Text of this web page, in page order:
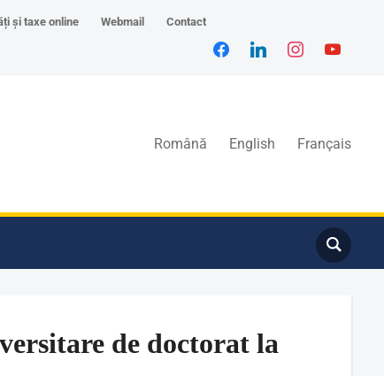
și taxe online Webmail Contact
Română English Français
de doctorat la